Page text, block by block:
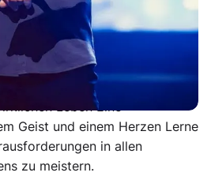
basieren.
Progressive Retreat 2026:
kombiniert mit
Kraftvolle Meditationen
Leben Eine
Geist und einem Herzen Lerne
in allen
zu meistern.